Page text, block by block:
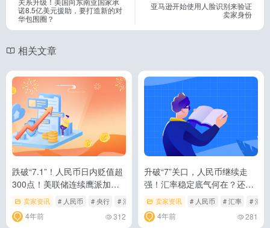
诺8.5亿美元援助，要打造新的对
华包围圈？
亚马逊开始使用人脸识别来验证
卖家身份
相关文章
跌破“7.1”！人民币日内贬值超
300点！美联储连续鹰派加
息，人民币继续贬值？
卖家资讯 # 人民币 # 央行 # 汇率
4年前 312
升破“7”关口，人民币继续走
强！汇率稳定底气何在？还会
升值吗？
卖家资讯 # 人民币 # 汇率 # 汇率
4年前 281